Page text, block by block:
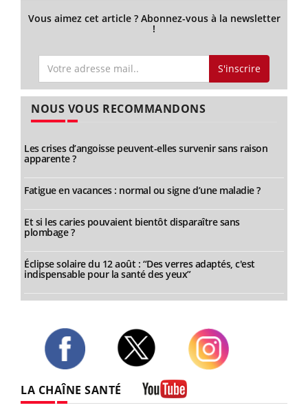
Vous aimez cet article ? Abonnez-vous à la newsletter
!
S'inscrire
NOUS VOUS RECOMMANDONS
Les crises d’angoisse peuvent-elles survenir sans raison
apparente ?
Fatigue en vacances : normal ou signe d’une maladie ?
Et si les caries pouvaient bientôt disparaître sans
plombage ?
Éclipse solaire du 12 août : “Des verres adaptés, c'est
indispensable pour la santé des yeux”
LA CHAÎNE SANTÉ